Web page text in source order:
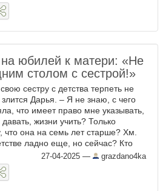
на юбилей к матери: «Не
столом с сестрой!»
сестру с детства терпеть не
злится Дарья. – Я не знаю, с чего
что имеет право мне указывать,
жизни учить? Только
что она на семь лет старше? Хм.
ладно еще, но сейчас? Кто
чтобы я ее слушалась? Мы с
...
27-04-2025 — grazdano4ka